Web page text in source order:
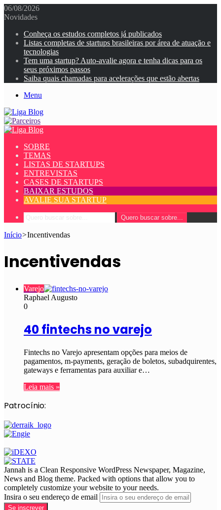
06/08/2026
Novidades
Conheça os estudos completos já publicados
Listas completas de startups brasileiras por área de atuação e
tecnologias
Tem uma startup? Auto-avalie agora e tenha dicas para os
seus próximos passos
Saiba quais chamadas para acelerações que estão abertas
Menu
SOBRE
TEMAS
LISTAS DE STARTUPS
ENTREVISTAS
CASES DE STARTUPS
BAIXAR ESTUDOS
AVALIE SUA STARTUP
Quero buscar sobre...
Início>Incentivendas
Incentivendas
Varejo
Raphael Augusto
0
40 fintechs no varejo
Fintechs no Varejo apresentam opções para meios de
pagamentos, m-payments, geração de boletos, subadquirentes,
gateways e ferramentas para auxiliar e…
Leia mais »
Patrocínio:
Jannah is a Clean Responsive WordPress Newspaper, Magazine,
News and Blog theme. Packed with options that allow you to
completely customize your website to your needs.
Insira o seu endereço de email